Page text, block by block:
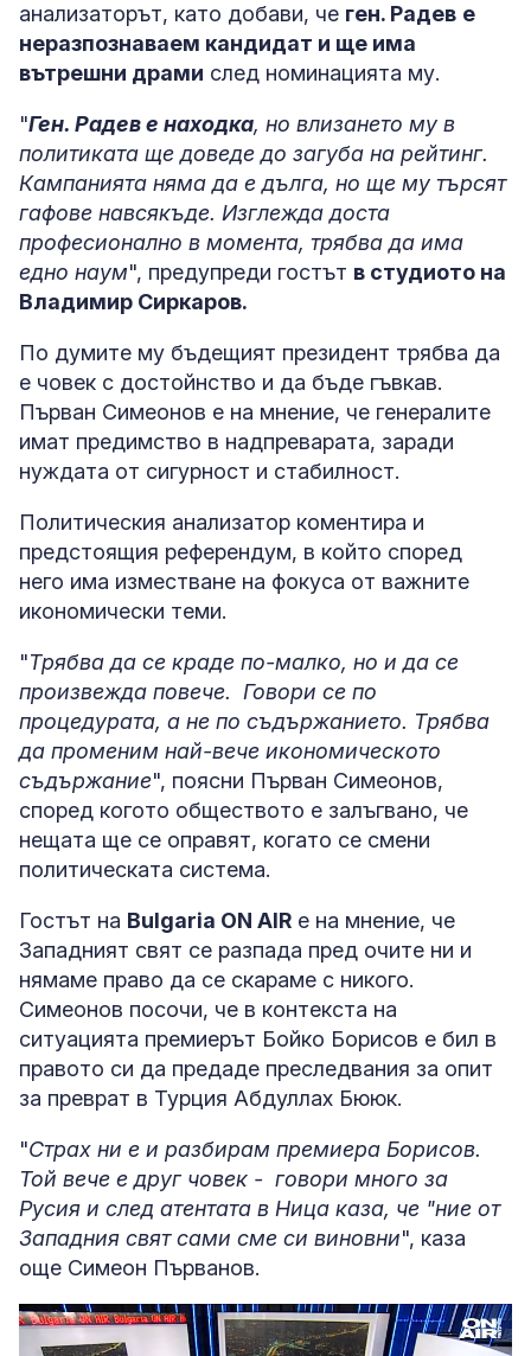
анализаторът, като добави, че ген. Радев е
неразпознаваем кандидат и ще има
вътрешни драми след номинацията му.
"Ген. Радев е находка, но влизането му в
политиката ще доведе до загуба на рейтинг.
Кампанията няма да е дълга, но ще му търсят
гафове навсякъде. Изглежда доста
професионално в момента, трябва да има
едно наум", предупреди гостът в студиото на
Владимир Сиркаров.
По думите му бъдещият президент трябва да
е човек с достойнство и да бъде гъвкав.
Първан Симеонов е на мнение, че генералите
имат предимство в надпреварата, заради
нуждата от сигурност и стабилност.
Политическия анализатор коментира и
предстоящия референдум, в който според
него има изместване на фокуса от важните
икономически теми.
"Трябва да се краде по-малко, но и да се
произвежда повече. Говори се по
процедурата, а не по съдържанието. Трябва
да променим най-вече икономическото
съдържание", поясни Първан Симеонов,
според когото обществото е залъгвано, че
нещата ще се оправят, когато се смени
политическата система.
Гостът на Bulgaria ON AIR е на мнение, че
Западният свят се разпада пред очите ни и
нямаме право да се скараме с никого.
Симеонов посочи, че в контекста на
ситуацията премиерът Бойко Борисов е бил в
правото си да предаде преследвания за опит
за преврат в Турция Абдуллах Бююк.
"Страх ни е и разбирам премиера Борисов.
Той вече е друг човек - говори много за
Русия и след атентата в Ница каза, че "ние от
Западния свят сами сме си виновни", каза
още Симеон Първанов.